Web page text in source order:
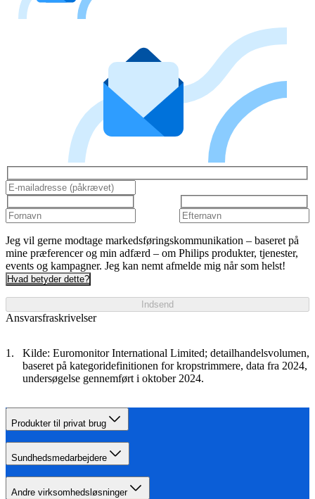
Jeg vil gerne modtage markedsføringskommunikation – baseret på
mine præferencer og min adfærd – om Philips produkter, tjenester,
events og kampagner. Jeg kan nemt afmelde mig når som helst!
Hvad betyder dette?
Indsend
Ansvarsfraskrivelser
Kilde: Euromonitor International Limited; detailhandelsvolumen,
baseret på kategoridefinitionen for kropstrimmere, data fra 2024,
undersøgelse gennemført i oktober 2024.
Produkter til privat brug
Sundhedsmedarbejdere
Andre virksomhedsløsninger